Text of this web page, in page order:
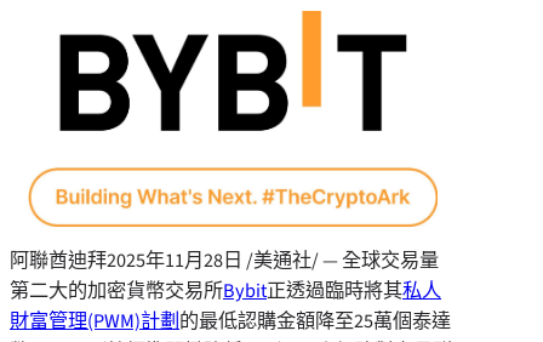
阿聯酋迪拜2025年11月28日 /美通社/ —全球交易量
第二大的加密貨幣交易所Bybit正透過臨時將其私人
財富管理(PWM)計劃的最低認購金額降至25萬個泰達